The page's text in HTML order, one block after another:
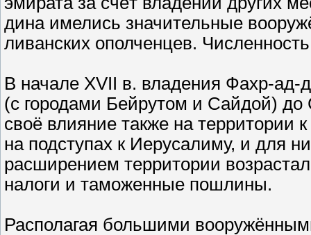
дина имелись значительные
ливанских ополченцев.
В начале XVII в. владения Фахр-ад-
(с городами Бейрутом и Сайдой)
своё влияние также на территории
на подступах к Иерусалиму, и для
расширением территории
налоги и таможенные пошлины.
Располагая большими